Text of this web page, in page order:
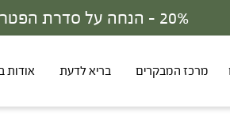
30% - הנחה על סדרת הפטריות ברכישת 3 מוצרים
מרכז המבקרים בריא לדעת אודות